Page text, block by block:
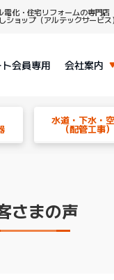
化・住宅リフォームの専門店
ョップ（アルテックサービス
会員専用 会社案内
水道・下水・
（配管工事）
さまの声